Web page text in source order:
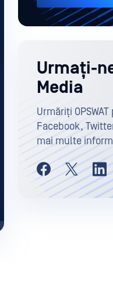
Urmați-
Media
Urmăriți
Facebook,
mai multe